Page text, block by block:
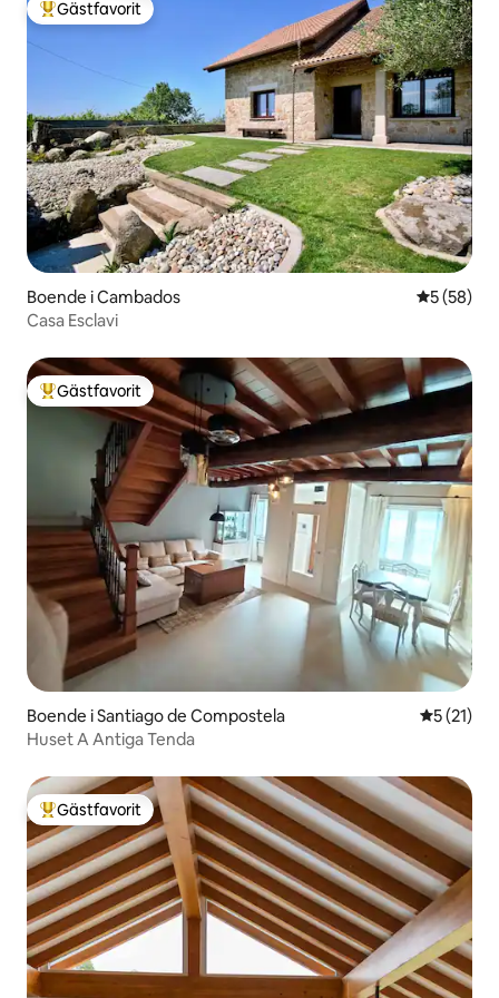
Populär gästfavorit
Gästfavorit
Boende i Cambados 5 av 5 i
5 (58)
Casa Esclavi
Populär gästfavorit
Gästfavorit
Boende i Santiago de Compostela 5 av 5 i
5 (21)
Huset A Antiga Tenda
Populär gästfavorit
Gästfavorit